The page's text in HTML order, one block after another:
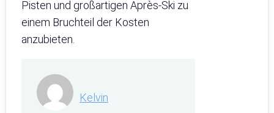
Pisten und großartigen Après-Ski zu
einem Bruchteil der Kosten
anzubieten.
Kelvin